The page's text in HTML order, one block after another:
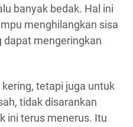
banyak bedak. Hal ini
menghilangkan sisa
dapat mengeringkan
tetapi juga untuk
tidak disarankan
ini terus menerus. Itu